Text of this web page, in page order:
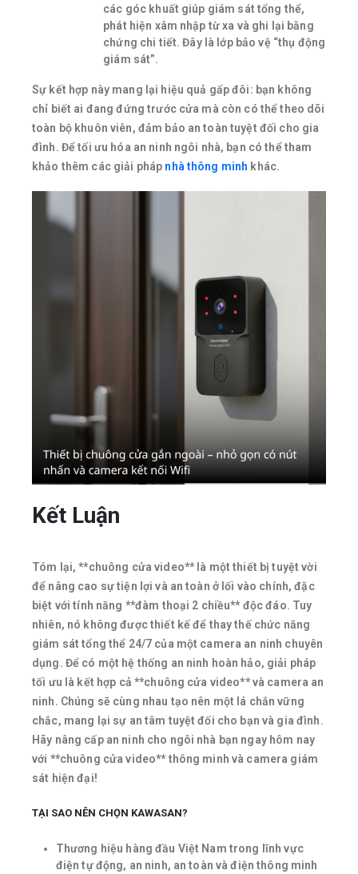
các góc khuất giúp giám sát tổng thể,
phát hiện xâm nhập từ xa và ghi lại bằng
chứng chi tiết. Đây là lớp bảo vệ “thụ động
giám sát”.
Sự kết hợp này mang lại hiệu quả gấp đôi: bạn không
chỉ biết ai đang đứng trước cửa mà còn có thể theo dõi
toàn bộ khuôn viên, đảm bảo an toàn tuyệt đối cho gia
đình. Để tối ưu hóa an ninh ngôi nhà, bạn có thể tham
khảo thêm các giải pháp nhà thông minh khác.
Kết Luận
Tóm lại, **chuông cửa video** là một thiết bị tuyệt vời
để nâng cao sự tiện lợi và an toàn ở lối vào chính, đặc
biệt với tính năng **đàm thoại 2 chiều** độc đáo. Tuy
nhiên, nó không được thiết kế để thay thế chức năng
giám sát tổng thể 24/7 của một camera an ninh chuyên
dụng. Để có một hệ thống an ninh hoàn hảo, giải pháp
tối ưu là kết hợp cả **chuông cửa video** và camera an
ninh. Chúng sẽ cùng nhau tạo nên một lá chắn vững
chắc, mang lại sự an tâm tuyệt đối cho bạn và gia đình.
Hãy nâng cấp an ninh cho ngôi nhà bạn ngay hôm nay
với **chuông cửa video** thông minh và camera giám
sát hiện đại!
TẠI SAO NÊN CHỌN KAWASAN?
Thương hiệu hàng đầu Việt Nam trong lĩnh vực
điện tự động, an ninh, an toàn và điện thông minh